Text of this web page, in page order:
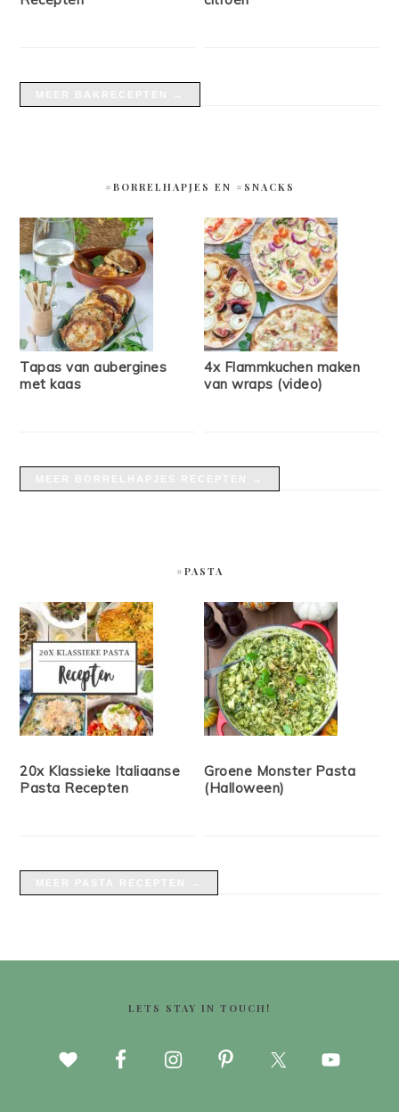
#BORRELHAPJES EN #SNACKS
Tapas van aubergines
met kaas
4x Flammkuchen maken
van wraps (video)
#PASTA
20x Klassieke Italiaanse
Pasta Recepten
Groene Monster Pasta
(Halloween)
LETS STAY IN TOUCH!